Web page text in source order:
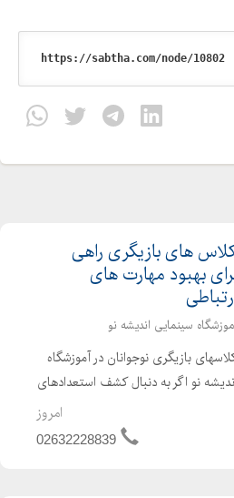
های بازیگری راهی
بهبود مهارت های
سینمایی اندیشه نو
بازیگری نوجوانان در آموزشگاه
نو اگر به دنبال کشف استعدادهای
پنهان فرزندتان هستید، کلاسهای بازیگری
نوجوانان در آموزشگاه اندیشه نو فرصتی
امروز
02632228839